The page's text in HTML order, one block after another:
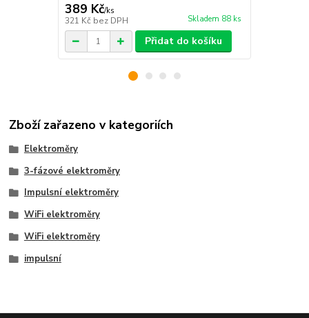
389 Kč/ks
321 Kč bez DPH Skladem 88 ks
Přidat do košíku
Zboží zařazeno v kategoriích
Elektroměry
3-fázové elektroměry
Impulsní elektroměry
WiFi elektroměry
WiFi elektroměry
impulsní